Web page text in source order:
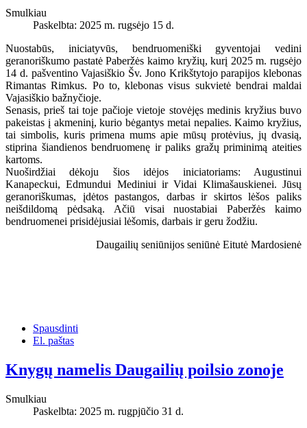
Smulkiau
Paskelbta: 2025 m. rugsėjo 15 d.
Nuostabūs, iniciatyvūs, bendruomeniški gyventojai vedini
geranoriškumo pastatė Paberžės kaimo kryžių, kurį 2025 m. rugsėjo
14 d. pašventino Vajasiškio Šv. Jono Krikštytojo parapijos klebonas
Rimantas Rimkus. Po to, klebonas visus sukvietė bendrai maldai
Vajasiškio bažnyčioje.
Senasis, prieš tai toje pačioje vietoje stovėjęs medinis kryžius buvo
pakeistas į akmeninį, kurio bėgantys metai nepalies. Kaimo kryžius,
tai simbolis, kuris primena mums apie mūsų protėvius, jų dvasią,
stiprina šiandienos bendruomenę ir paliks gražų priminimą ateities
kartoms.
Nuoširdžiai dėkoju šios idėjos iniciatoriams: Augustinui
Kanapeckui, Edmundui Mediniui ir Vidai Klimašauskienei. Jūsų
geranoriškumas, įdėtos pastangos, darbas ir skirtos lėšos paliks
neišdildomą pėdsaką. Ačiū visai nuostabiai Paberžės kaimo
bendruomenei prisidėjusiai lėšomis, darbais ir geru žodžiu.
Daugailių seniūnijos seniūnė Eitutė Mardosienė
Spausdinti
El. paštas
Knygų namelis Daugailių poilsio zonoje
Smulkiau
Paskelbta: 2025 m. rugpjūčio 31 d.